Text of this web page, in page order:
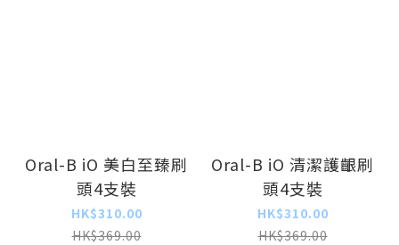
Oral-B iO 美白至臻刷
頭4支裝
HK$310.00
HK$369.00
Oral-B iO 清潔護齦刷
頭4支裝
HK$310.00
HK$369.00